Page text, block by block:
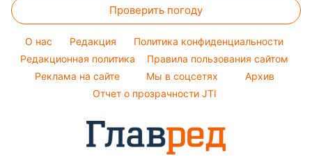
Новости Одессы
Погода на сегодня
Погода на завтра
Пылевая буря
Окрашивание волос
Красивый маникюр
Модные ошибки
Новости моды
Советы от Андре Тана
Проверить погоду
O нас Редакция
Политика конфиденциальности
Редакционная политика
Правила пользования сайтом
Реклама на сайте
Мы в соцсетях
Архив
Отчет о прозрачности JTI